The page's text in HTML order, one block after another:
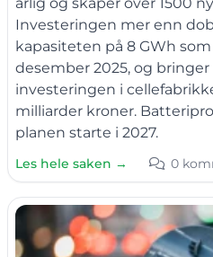
Investeringen mer enn
kapasiteten på 8 GWh
desember 2025, og
investeringen i
milliarder kroner.
planen starte i 2027.
Les hele saken → 0